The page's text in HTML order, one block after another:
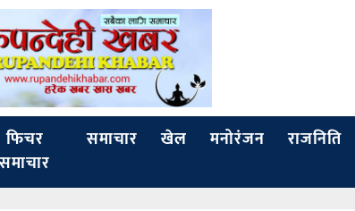
फिचर
समाचार
समाचार खेल मनोरंजन राजनिति